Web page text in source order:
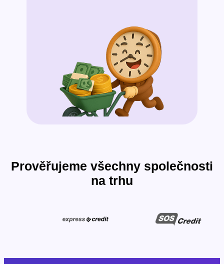
Prověřujeme všechny společnosti
na trhu